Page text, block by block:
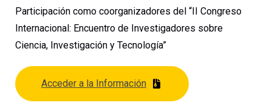
Participación como coorganizadores del “II Congreso
Internacional: Encuentro de Investigadores sobre
Ciencia, Investigación y Tecnología”
Acceder a la Información